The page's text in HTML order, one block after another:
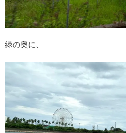
緑の奥に、